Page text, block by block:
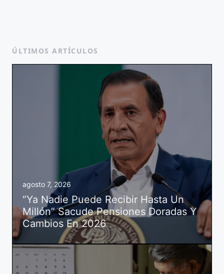
ÚLTIMOS ARTÍCULOS
agosto 7, 2026
“Ya Nadie Puede Recibir Hasta Un
Millón” Sacude Pensiones Doradas Y
Cambios En 2026